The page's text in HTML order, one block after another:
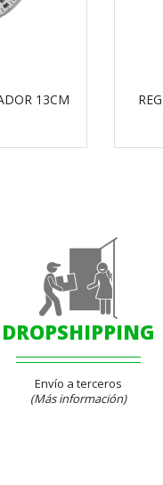
13CM
DROPSHIPPING
Envío a terceros
(Más información)